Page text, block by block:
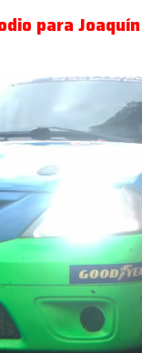
para